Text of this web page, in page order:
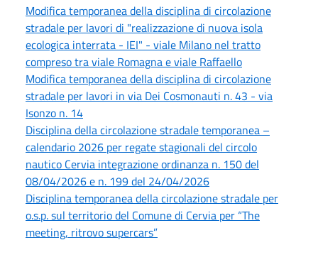
Modifica temporanea della disciplina di circolazione
stradale per lavori di "realizzazione di nuova isola
ecologica interrata - IEI" - viale Milano nel tratto
compreso tra viale Romagna e viale Raffaello
Modifica temporanea della disciplina di circolazione
stradale per lavori in via Dei Cosmonauti n. 43 - via
Isonzo n. 14
Disciplina della circolazione stradale temporanea –
calendario 2026 per regate stagionali del circolo
nautico Cervia integrazione ordinanza n. 150 del
08/04/2026 e n. 199 del 24/04/2026
Disciplina temporanea della circolazione stradale per
o.s.p. sul territorio del Comune di Cervia per “The
meeting, ritrovo supercars”